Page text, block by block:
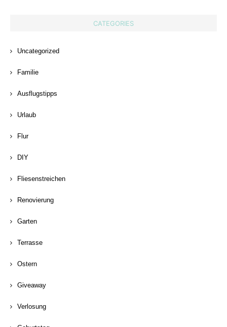
CATEGORIES
Uncategorized
Familie
Ausflugstipps
Urlaub
Flur
DIY
Fliesenstreichen
Renovierung
Garten
Terrasse
Ostern
Giveaway
Verlosung